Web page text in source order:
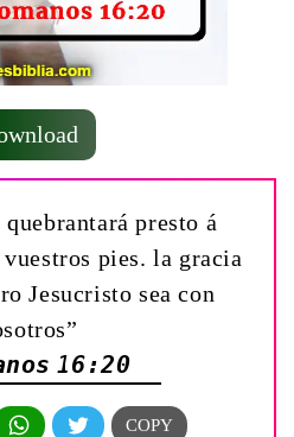
presto á
vuestros pies. la gracia
Jesucristo sea con
16:20